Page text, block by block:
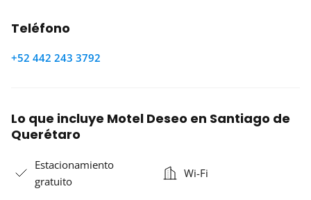
Teléfono
+52 442 243 3792
Lo que incluye Motel Deseo en Santiago de
Querétaro
Estacionamiento
gratuito
Wi-Fi